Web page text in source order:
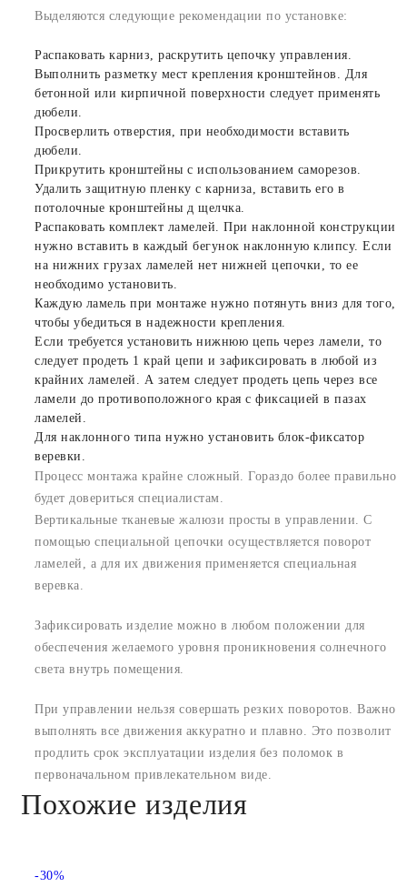
Выделяются следующие рекомендации по установке:
Распаковать карниз, раскрутить цепочку управления.
Выполнить разметку мест крепления кронштейнов. Для
бетонной или кирпичной поверхности следует применять
дюбели.
Просверлить отверстия, при необходимости вставить
дюбели.
Прикрутить кронштейны с использованием саморезов.
Удалить защитную пленку с карниза, вставить его в
потолочные кронштейны д щелчка.
Распаковать комплект ламелей. При наклонной конструкции
нужно вставить в каждый бегунок наклонную клипсу. Если
на нижних грузах ламелей нет нижней цепочки, то ее
необходимо установить.
Каждую ламель при монтаже нужно потянуть вниз для того,
чтобы убедиться в надежности крепления.
Если требуется установить нижнюю цепь через ламели, то
следует продеть 1 край цепи и зафиксировать в любой из
крайних ламелей. А затем следует продеть цепь через все
ламели до противоположного края с фиксацией в пазах
ламелей.
Для наклонного типа нужно установить блок-фиксатор
веревки.
Процесс монтажа крайне сложный. Гораздо более правильно
будет довериться специалистам.
Вертикальные тканевые жалюзи просты в управлении. С
помощью специальной цепочки осуществляется поворот
ламелей, а для их движения применяется специальная
веревка.
Зафиксировать изделие можно в любом положении для
обеспечения желаемого уровня проникновения солнечного
света внутрь помещения.
При управлении нельзя совершать резких поворотов. Важно
выполнять все движения аккуратно и плавно. Это позволит
продлить срок эксплуатации изделия без поломок в
первоначальном привлекательном виде.
Похожие изделия
-30%